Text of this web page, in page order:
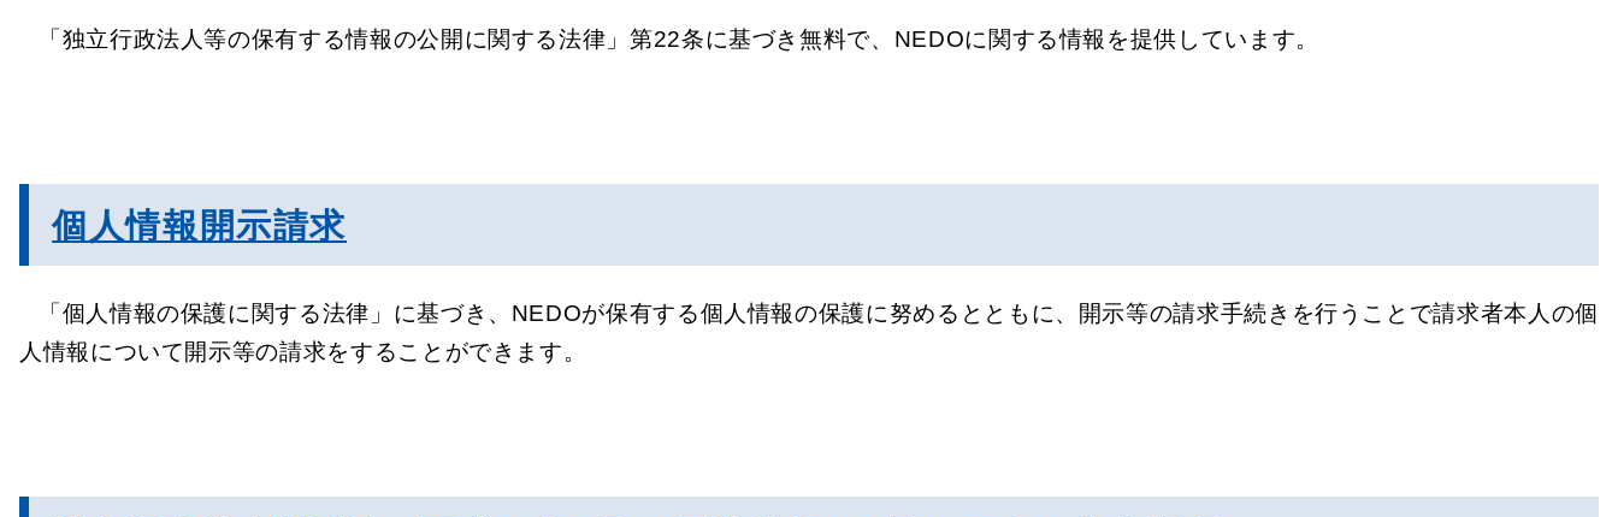
「独立行政法人等の保有する情報の公開に関する法律」第22条に基づき無料で、NEDOに関する情報を提供しています。
個人情報開示請求
「個人情報の保護に関する法律」に基づき、NEDOが保有する個人情報の保護に努めるとともに、開示等の請求手続きを行うことで請求者本人の個
人情報について開示等の請求をすることができます。